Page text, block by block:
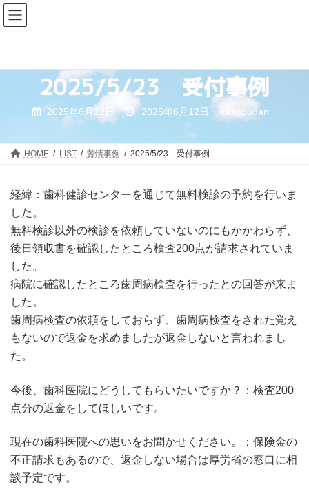
コ
ン
ナ
ビ
2025/5/23 受付事例
2025年6月12日
最
日
時
2025年6月12日 sikasoudan
HOME LIST 苦情事例 2025/5/23 受付事例
経緯：歯科健診センターを通じて無料検診の予約を行いま
した。
無料検診以外の検診を依頼していないのにもかかわらず、
後日領収書を確認したところ検査200点が請求されていま
した。
病院に確認したところ歯周病検査を行ったとの回答が来ま
した。
歯周病検査の依頼をしておらず、歯周病検査をされた覚え
もないので返金を求めましたが返金しないと言われまし
た。
今後、歯科医院にどうしてもらいたいですか？：検査200
点分の返金をしてほしいです。
現在の歯科医院への思いをお聞かせください。：保険金の
不正請求もあるので、返金しない場合は厚労省の窓口に相
談予定です。